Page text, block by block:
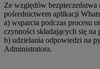
Ze względów
pośrednictwem aplikacji
a) wsparcia podczas procesu
czynności składających się
b) udzielania odpowiedzi na
Administratora.